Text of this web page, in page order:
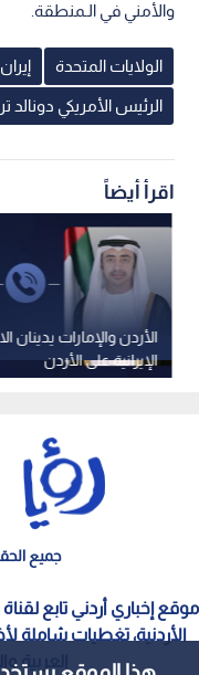
والأمني في الـمنطقة.
الولايات المتحدة إيران
الرئيس الأمريكي دونالد
اقرأ أيضاً
الأردن والإمارات يدينان
الإيرانية على الأردن
جميع
موقع إخباري أردني تابع لقناة
الأردنية، تغطيات شاملة
العربية